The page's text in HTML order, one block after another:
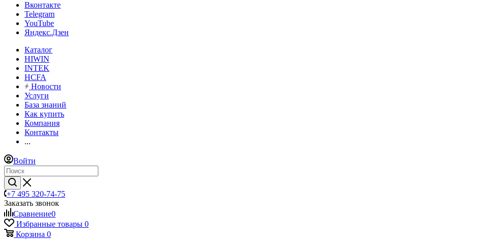
Вконтакте
Telegram
YouTube
Яндекс.Дзен
Каталог
HIWIN
INTEK
HCFA
Новости
Услуги
База знаний
Как купить
Компания
Контакты
...
Войти
+7 495 320-74-75
Заказать звонок
Сравнение0
Избранные товары 0
Корзина 0